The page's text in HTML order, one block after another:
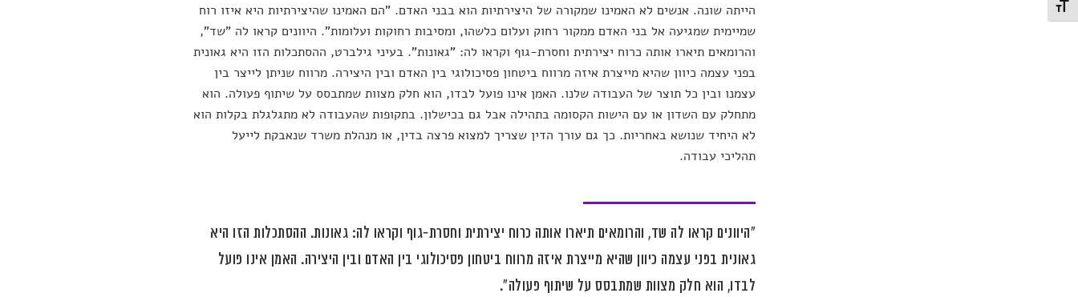
מתג גודל גופן
הייתה שונה. אנשים לא האמינו שמקורה של היצירתיות הוא בבני האדם. "הם האמינו שהיצירתיות היא איזו רוח
שמיימית שמגיעה אל בני האדם ממקור רחוק ועלום כלשהו, ומסיבות רחוקות ועלומות". היוונים קראו לה "שד",
והרומאים תיארו אותה כרוח יצירתית וחסרת-גוף וקראו לה: "גאונות". בעיני גילברט, ההסתכלות הזו היא גאונית
בפני עצמה כיוון שהיא מייצרת איזה מרווח ביטחון פסיכולוגי בין האדם ובין היצירה. מרווח שניתן לייצר בין
עצמנו ובין כל תוצר של העבודה שלנו. האמן אינו פועל לבדו, הוא חלק מצוות שמתבסס על שיתוף פעולה. הוא
מתחלק עם השדון או עם הישות הקסומה בתהילה אבל גם בכישלון. בתקופות שהעבודה לא מתגלגלת בקלות הוא
לא היחיד שנושא באחריות. כך גם עורך הדין שצריך למצוא פרצה בדין, או מנהלת משרד שנאבקת לייעל
תהליכי עבודה.
"היוונים קראו לה שד, והרומאים תיארו אותה כרוח יצירתית וחסרת-גוף וקראו לה: גאונות. ההסתכלות הזו היא
גאונית בפני עצמה כיוון שהיא מייצרת איזה מרווח ביטחון פסיכולוגי בין האדם ובין היצירה. האמן אינו פועל
לבדו, הוא חלק מצוות שמתבסס על שיתוף פעולה".